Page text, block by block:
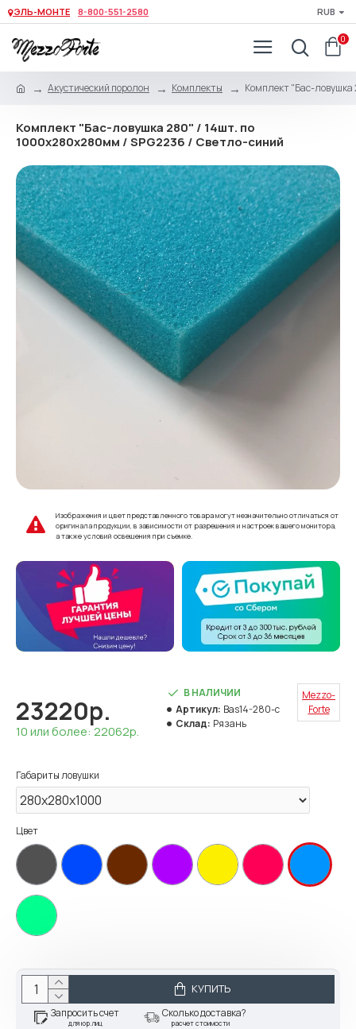
ЭЛЬ-МОНТЕ 8-800-551-2580 RUB
0
Акустический поролон Комплекты Комплект "Бас-
Комплект "Бас-ловушка 280" / 14шт. по
1000х280х280мм / SPG2236 / Светло-синий
Изображения и цвет представленного товара могут незначительно отличаться от
оригинала продукции, в зависимости от разрешения и настроек вашего монитора,
а также условий освещения при съемке.
23220р.
10 или более: 22062р.
В НАЛИЧИИ
Артикул: Bas14-280-c
Склад: Рязань
Mezzo-
Forte
Габариты ловушки
Цвет
КУПИТЬ
Запросить счет
для юр.лиц
Сколько доставка?
расчет стоимости